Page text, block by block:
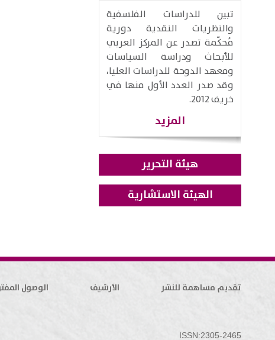
تبين للدراسات الفلسفية
والنظريات النقدية دورية
مُحكّمة تصدر عن المركز العربي
للأبحاث ودراسة السياسات
ومعهد الدوحة للدراسات العليا،
وقد صدر العدد الأول منها في
خريف 2012.
المزيد
هيئة التحرير
الهيئة الاستشارية
تقديم مساهمة للنشر الأرشيف الوصول
ISSN:2305-2465